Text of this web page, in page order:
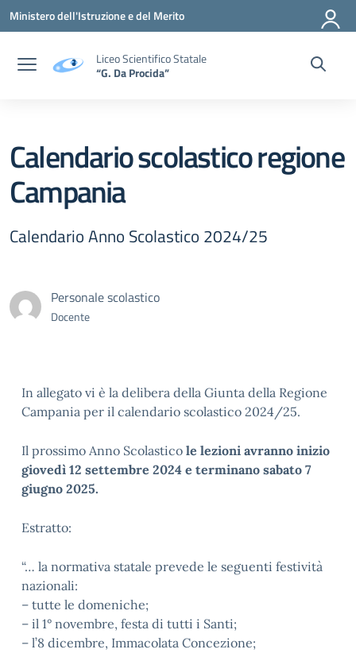
Vai ai contenuti
Vai al menu di navigazione
Vai al footer
Ministero dell'Istruzione e del Merito
Liceo Scientifico Statale
“G. Da Procida”
Calendario scolastico regione
Campania
Calendario Anno Scolastico 2024/25
Personale scolastico
Docente
In allegato vi è la delibera della Giunta della Regione
Campania per il calendario scolastico 2024/25.
Il prossimo Anno Scolastico le lezioni avranno inizio
giovedì 12 settembre 2024 e terminano sabato 7
giugno 2025.
Estratto:
“… la normativa statale prevede le seguenti festività
nazionali:
– tutte le domeniche;
– il 1° novembre, festa di tutti i Santi;
– l’8 dicembre, Immacolata Concezione;